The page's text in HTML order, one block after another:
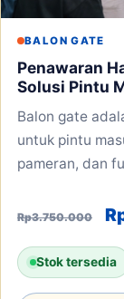
BALON GATE
Penawaran
Solusi Pintu
Balon gate
untuk pintu
pameran, dan
Rp3.750.000
Stok tersedia